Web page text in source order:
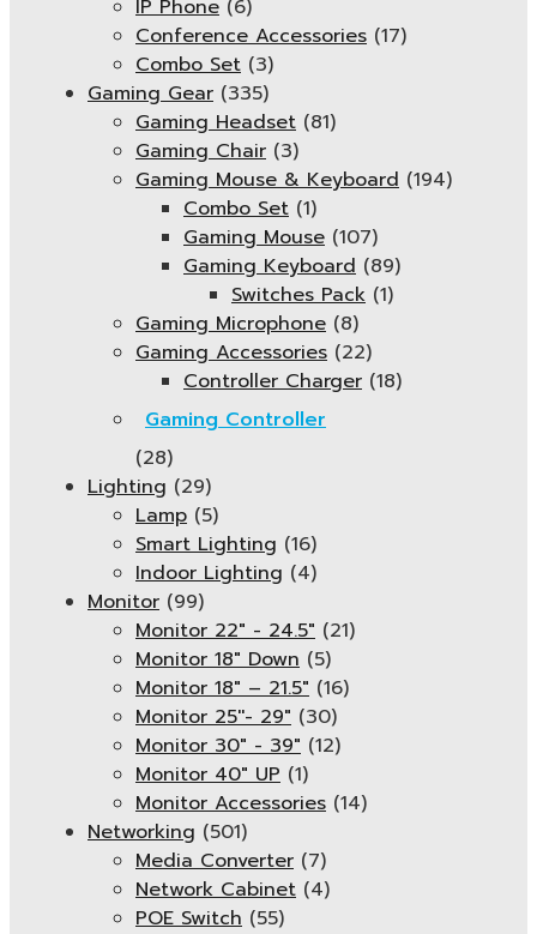
IP Phone (6)
Conference Accessories (17)
Combo Set (3)
Gaming Gear (335)
Gaming Headset (81)
Gaming Chair (3)
Gaming Mouse & Keyboard (194)
Combo Set (1)
Gaming Mouse (107)
Gaming Keyboard (89)
Switches Pack (1)
Gaming Microphone (8)
Gaming Accessories (22)
Controller Charger (18)
Gaming Controller
(28)
Lighting (29)
Lamp (5)
Smart Lighting (16)
Indoor Lighting (4)
Monitor (99)
Monitor 22" - 24.5" (21)
Monitor 18" Down (5)
Monitor 18″ – 21.5″ (16)
Monitor 25''- 29" (30)
Monitor 30" - 39" (12)
Monitor 40" UP (1)
Monitor Accessories (14)
Networking (501)
Media Converter (7)
Network Cabinet (4)
POE Switch (55)